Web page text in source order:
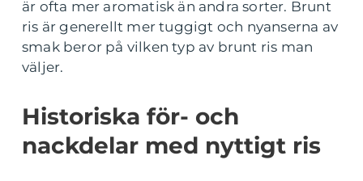
är ofta mer aromatisk än andra sorter. Brunt
ris är generellt mer tuggigt och nyanserna av
smak beror på vilken typ av brunt ris man
väljer.
Historiska för- och
nackdelar med nyttigt ris